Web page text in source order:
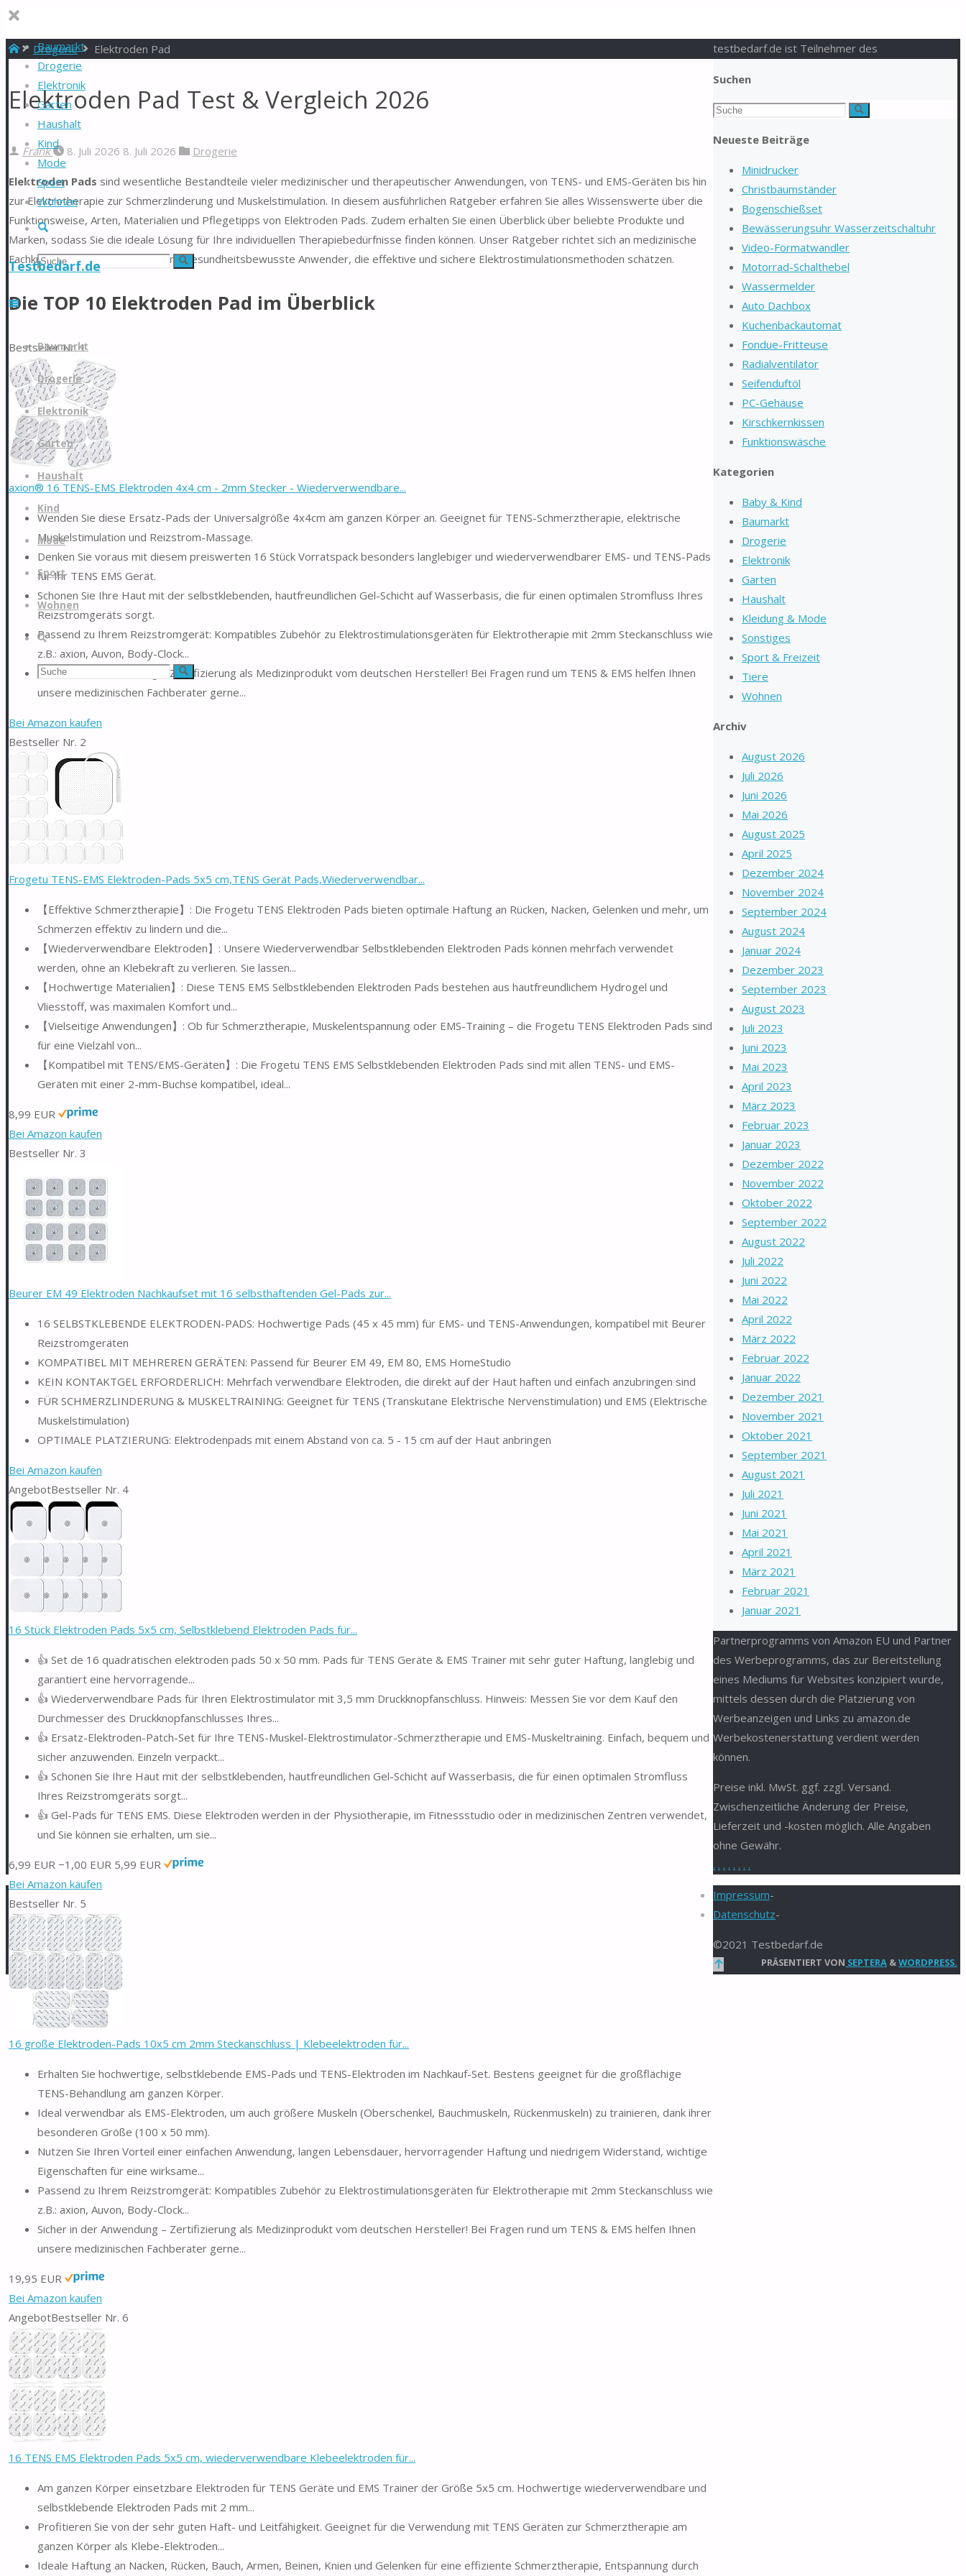
Baumarkt
Drogerie
Elektronik
Garten
Haushalt
Kind
Mode
Sport
Wohnen
Suche
Suchen Suche
Testbedarf.de
Inhalt
springen
Baumarkt
Drogerie
Elektronik
Garten
Haushalt
Kind
Mode
Sport
Wohnen
Suche
Suchen Suche
StartDrogerie Elektroden Pad
Elektroden Pad Test & Vergleich 2026
Frank 8. Juli 2026 8. Juli 2026 Drogerie
Elektroden Pads sind wesentliche Bestandteile vieler medizinischer und therapeutischer Anwendungen, von TENS- und EMS-Geräten bis hin
zur Elektrotherapie zur Schmerzlinderung und Muskelstimulation. In diesem ausführlichen Ratgeber erfahren Sie alles Wissenswerte über die
Funktionsweise, Arten, Materialien und Pflegetipps von Elektroden Pads. Zudem erhalten Sie einen Überblick über beliebte Produkte und
Marken, sodass Sie die ideale Lösung für Ihre individuellen Therapiebedürfnisse finden können. Unser Ratgeber richtet sich an medizinische
Fachkräfte, Physiotherapeuten und gesundheitsbewusste Anwender, die effektive und sichere Elektrostimulationsmethoden schätzen.
Die TOP 10 Elektroden Pad im Überblick
Bestseller Nr. 1
axion® 16 TENS-EMS Elektroden 4x4 cm - 2mm Stecker - Wiederverwendbare...
Wenden Sie diese Ersatz-Pads der Universalgröße 4x4cm am ganzen Körper an. Geeignet für TENS-Schmerztherapie, elektrische
Muskelstimulation und Reizstrom-Massage.
Denken Sie voraus mit diesem preiswerten 16 Stück Vorratspack besonders langlebiger und wiederverwendbarer EMS- und TENS-Pads
für Ihr TENS EMS Gerät.
Schonen Sie Ihre Haut mit der selbstklebenden, hautfreundlichen Gel-Schicht auf Wasserbasis, die für einen optimalen Stromfluss Ihres
Reizstromgeräts sorgt.
Passend zu Ihrem Reizstromgerät: Kompatibles Zubehör zu Elektrostimulationsgeräten für Elektrotherapie mit 2mm Steckanschluss wie
z.B.: axion, Auvon, Body-Clock...
Sicher in der Anwendung – Zertifizierung als Medizinprodukt vom deutschen Hersteller! Bei Fragen rund um TENS & EMS helfen Ihnen
unsere medizinischen Fachberater gerne...
Bei Amazon kaufen
Bestseller Nr. 2
Frogetu TENS-EMS Elektroden-Pads 5x5 cm,TENS Gerät Pads,Wiederverwendbar...
【Effektive Schmerztherapie】: Die Frogetu TENS Elektroden Pads bieten optimale Haftung an Rücken, Nacken, Gelenken und mehr, um
Schmerzen effektiv zu lindern und die...
【Wiederverwendbare Elektroden】: Unsere Wiederverwendbar Selbstklebenden Elektroden Pads können mehrfach verwendet
werden, ohne an Klebekraft zu verlieren. Sie lassen...
【Hochwertige Materialien】: Diese TENS EMS Selbstklebenden Elektroden Pads bestehen aus hautfreundlichem Hydrogel und
Vliesstoff, was maximalen Komfort und...
【Vielseitige Anwendungen】: Ob für Schmerztherapie, Muskelentspannung oder EMS-Training – die Frogetu TENS Elektroden Pads sind
für eine Vielzahl von...
【Kompatibel mit TENS/EMS-Geräten】: Die Frogetu TENS EMS Selbstklebenden Elektroden Pads sind mit allen TENS- und EMS-
Geräten mit einer 2-mm-Buchse kompatibel, ideal...
8,99 EUR
Bei Amazon kaufen
Bestseller Nr. 3
Beurer EM 49 Elektroden Nachkaufset mit 16 selbsthaftenden Gel-Pads zur...
16 SELBSTKLEBENDE ELEKTRODEN-PADS: Hochwertige Pads (45 x 45 mm) für EMS- und TENS-Anwendungen, kompatibel mit Beurer
Reizstromgeräten
KOMPATIBEL MIT MEHREREN GERÄTEN: Passend für Beurer EM 49, EM 80, EMS HomeStudio
KEIN KONTAKTGEL ERFORDERLICH: Mehrfach verwendbare Elektroden, die direkt auf der Haut haften und einfach anzubringen sind
FÜR SCHMERZLINDERUNG & MUSKELTRAINING: Geeignet für TENS (Transkutane Elektrische Nervenstimulation) und EMS (Elektrische
Muskelstimulation)
OPTIMALE PLATZIERUNG: Elektrodenpads mit einem Abstand von ca. 5 - 15 cm auf der Haut anbringen
Bei Amazon kaufen
AngebotBestseller Nr. 4
16 Stück Elektroden Pads 5x5 cm, Selbstklebend Elektroden Pads für...
👍 Set de 16 quadratischen elektroden pads 50 x 50 mm. Pads für TENS Geräte & EMS Trainer mit sehr guter Haftung, langlebig und
garantiert eine hervorragende...
👍 Wiederverwendbare Pads für Ihren Elektrostimulator mit 3,5 mm Druckknopfanschluss. Hinweis: Messen Sie vor dem Kauf den
Durchmesser des Druckknopfanschlusses Ihres...
👍 Ersatz-Elektroden-Patch-Set für Ihre TENS-Muskel-Elektrostimulator-Schmerztherapie und EMS-Muskeltraining. Einfach, bequem und
sicher anzuwenden. Einzeln verpackt...
👍 Schonen Sie Ihre Haut mit der selbstklebenden, hautfreundlichen Gel-Schicht auf Wasserbasis, die für einen optimalen Stromfluss
Ihres Reizstromgeräts sorgt...
👍 Gel-Pads für TENS EMS. Diese Elektroden werden in der Physiotherapie, im Fitnessstudio oder in medizinischen Zentren verwendet,
und Sie können sie erhalten, um sie...
6,99 EUR −1,00 EUR 5,99 EUR
Bei Amazon kaufen
Bestseller Nr. 5
16 große Elektroden-Pads 10x5 cm 2mm Steckanschluss | Klebeelektroden für...
Erhalten Sie hochwertige, selbstklebende EMS-Pads und TENS-Elektroden im Nachkauf-Set. Bestens geeignet für die großflächige
TENS-Behandlung am ganzen Körper.
Ideal verwendbar als EMS-Elektroden, um auch größere Muskeln (Oberschenkel, Bauchmuskeln, Rückenmuskeln) zu trainieren, dank ihrer
besonderen Größe (100 x 50 mm).
Nutzen Sie Ihren Vorteil einer einfachen Anwendung, langen Lebensdauer, hervorragender Haftung und niedrigem Widerstand, wichtige
Eigenschaften für eine wirksame...
Passend zu Ihrem Reizstromgerät: Kompatibles Zubehör zu Elektrostimulationsgeräten für Elektrotherapie mit 2mm Steckanschluss wie
z.B.: axion, Auvon, Body-Clock...
Sicher in der Anwendung – Zertifizierung als Medizinprodukt vom deutschen Hersteller! Bei Fragen rund um TENS & EMS helfen Ihnen
unsere medizinischen Fachberater gerne...
19,95 EUR
Bei Amazon kaufen
AngebotBestseller Nr. 6
16 TENS EMS Elektroden Pads 5x5 cm, wiederverwendbare Klebeelektroden für...
Am ganzen Körper einsetzbare Elektroden für TENS Geräte und EMS Trainer der Größe 5x5 cm. Hochwertige wiederverwendbare und
selbstklebende Elektroden Pads mit 2 mm...
Profitieren Sie von der sehr guten Haft- und Leitfähigkeit. Geeignet für die Verwendung mit TENS Geräten zur Schmerztherapie am
ganzen Körper als Klebe-Elektroden...
Ideale Haftung an Nacken, Rücken, Bauch, Armen, Beinen, Knien und Gelenken für eine effiziente Schmerztherapie, Entspannung durch
Suchen
Suchen
Suche
Neueste Beiträge
Minidrucker
Christbaumständer
Bogenschießset
Bewässerungsuhr Wasserzeitschaltuhr
Video-Formatwandler
Motorrad-Schalthebel
Wassermelder
Auto Dachbox
Kuchenbackautomat
Fondue-Fritteuse
Radialventilator
Seifenduftöl
PC-Gehäuse
Kirschkernkissen
Funktionswäsche
Kategorien
Baby & Kind
Baumarkt
Drogerie
Elektronik
Garten
Haushalt
Kleidung & Mode
Sonstiges
Sport & Freizeit
Tiere
Wohnen
Archiv
August 2026
Juli 2026
Juni 2026
Mai 2026
August 2025
April 2025
Dezember 2024
November 2024
September 2024
August 2024
Januar 2024
Dezember 2023
September 2023
August 2023
Juli 2023
Juni 2023
Mai 2023
April 2023
März 2023
Februar 2023
Januar 2023
Dezember 2022
November 2022
Oktober 2022
September 2022
August 2022
Juli 2022
Juni 2022
Mai 2022
April 2022
März 2022
Februar 2022
Januar 2022
Dezember 2021
November 2021
Oktober 2021
September 2021
August 2021
Juli 2021
Juni 2021
Mai 2021
April 2021
März 2021
Februar 2021
Januar 2021
testbedarf.de ist Teilnehmer des
Partnerprogramms von Amazon EU und Partner
des Werbeprogramms, das zur Bereitstellung
eines Mediums für Websites konzipiert wurde,
mittels dessen durch die Platzierung von
Werbeanzeigen und Links zu amazon.de
Werbekostenerstattung verdient werden
können.
Preise inkl. MwSt. ggf. zzgl. Versand.
Zwischenzeitliche Änderung der Preise,
Lieferzeit und -kosten möglich. Alle Angaben
ohne Gewähr.
. . . . . . . .
Impressum-
Datenschutz-
©2021 Testbedarf.de
PRÄSENTIERT VON SEPTERA &WORDPRESS.
Zurück